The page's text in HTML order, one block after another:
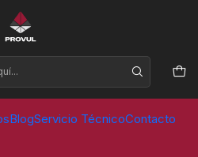
BlogServicio TécnicoContacto
a Viernes de 09:00 a 17:30 horas